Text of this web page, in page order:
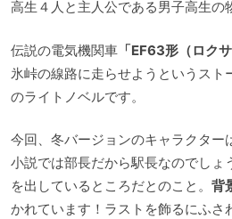
高生４人と主人公である男子高生の
伝説の電気機関車「EF63形（ロクサ
氷峠の線路に走らせようというスト
のライトノベルです。
今回、冬バージョンのキャラクター
小説では部長だから駅長なのでしょ
を出しているところだとのこと。 背
かれています！ラストを飾るにふさ